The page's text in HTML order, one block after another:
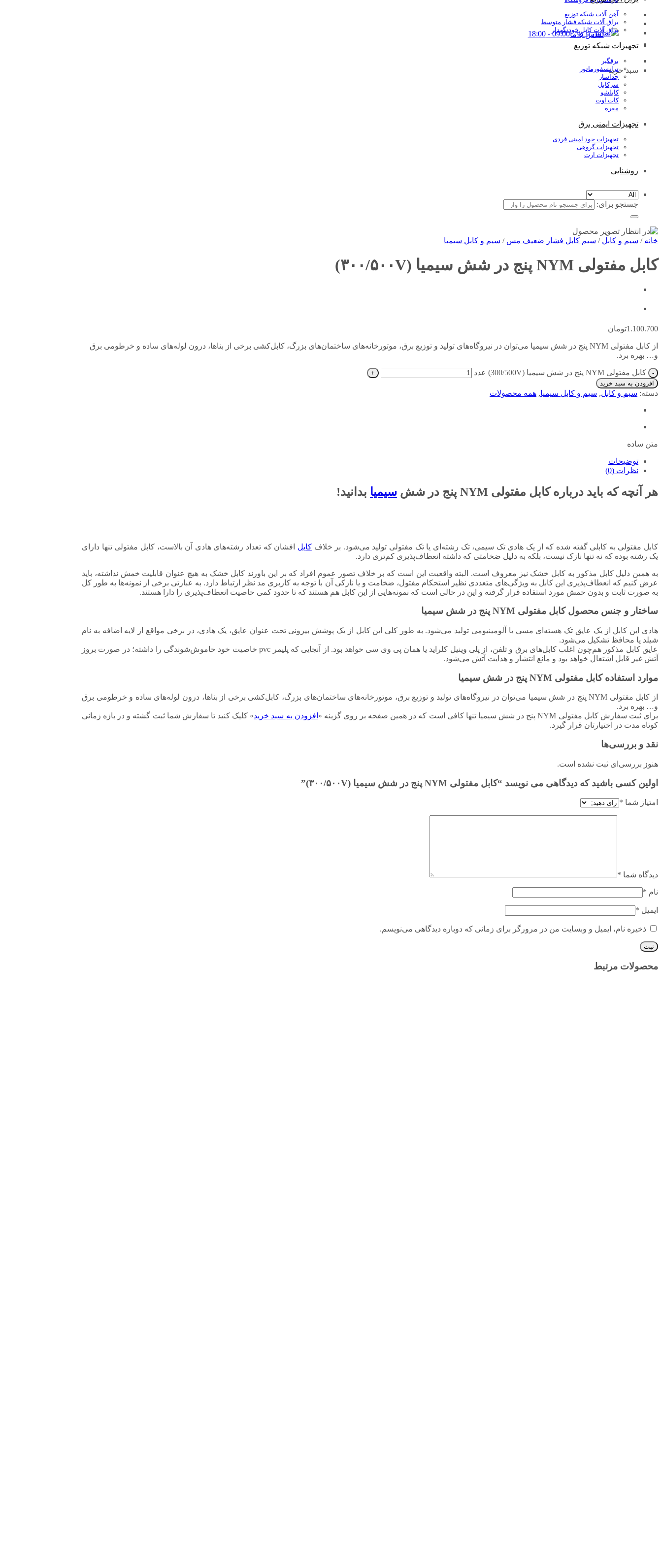
تماس با ما09:00 - 18:00
سبد خرید
آهن آلات شبکه توزیع
یراق آلات شبکه فشار متوسط
یراق آلات کابل خودنگهدار
تجهیزات شبکه توزیع
برقگیر
ترانسفورماتور
جداساز
سرکابل
کابلشو
کات اوت
مقره
تجهیزات ایمنی برق
تجهیزات خود امینی فردی
تجهیزات گروهی
تجهیزات ارت
روشنایی
جستجو برای:
خانه / سیم و کابل / سیم کابل فشار ضعیف مس / سیم و کابل سیمیا
کابل مفتولی NYM پنج در شش سیمیا (۳۰۰/۵۰۰V)
1.100.700تومان
از کابل مفتولی NYM پنج در شش سیمیا می‌توان در نیروگاه‌های تولید و توزیع برق، موتورخانه‌های ساختمان‌های بزرگ، کابل‌کشی برخی از بناها، درون لوله‌های ساده و خرطومی برق
و… بهره برد.
کابل مفتولی NYM پنج در شش سیمیا (300/500V) عدد
افزودن به سبد خرید
دسته: سیم و کابل, سیم و کابل سیمیا, همه محصولات
متن ساده
توضیحات
نظرات (0)
هر آنچه که باید درباره کابل مفتولی NYM پنج در شش سیمیا بدانید!
کابل مفتولی به کابلی گفته شده که از یک هادی تک سیمی، تک رشته‌ای یا تک مفتولی تولید می‌شود. بر خلافکابل افشان که تعداد رشته‌های هادی آن بالاست، کابل مفتولی تنها دارای
یک رشته بوده که نه تنها نازک نیست، بلکه به دلیل ضخامتی که داشته انعطاف‌پذیری کم‌تری دارد.
به همین دلیل کابل مذکور به کابل خشک نیز معروف است. البته واقعیت این است که بر خلاف تصور عموم افراد که بر این باورند کابل خشک به هیچ عنوان قابلیت خمش نداشته، باید
عرض کنیم که انعطاف‌پذیری این کابل به ویژگی‌های متعددی نظیر استحکام مفتول، ضخامت و یا نازکی آن با توجه به کاربری مد نظر ارتباط دارد. به عبارتی برخی از نمونه‌ها به طور کل
به صورت ثابت و بدون خمش مورد استفاده قرار گرفته و این در حالی است که نمونه‌هایی از این کابل هم هستند که تا حدود کمی خاصیت انعطاف‌پذیری را دارا هستند.
ساختار و جنس محصول کابل مفتولی NYM پنج در شش سیمیا
هادی این کابل از یک عایق تک هسته‌ای مسی یا آلومینیومی تولید می‌شود. به طور کلی این کابل از یک پوشش بیرونی تحت عنوان عایق، یک هادی، در برخی مواقع از لایه اضافه به نام
شیلد یا محافظ تشکیل می‌شود.
عایق کابل مذکور هم‌چون اغلب کابل‌های برق و تلفن، از پلی وینیل کلراید یا همان پی وی سی خواهد بود. از آنجایی که پلیمر pvc خاصیت خود خاموش‌شوندگی را داشته؛ در صورت بروز
آتش غیر قابل اشتعال خواهد بود و مانع انتشار و هدایت آتش می‌شود.
موارد استفاده کابل مفتولی NYM پنج در شش سیمیا
از کابل مفتولی NYM پنج در شش سیمیا می‌توان در نیروگاه‌های تولید و توزیع برق، موتورخانه‌های ساختمان‌های بزرگ، کابل‌کشی برخی از بناها، درون لوله‌های ساده و خرطومی برق
و… بهره برد.
برای ثبت سفارش کابل مفتولی NYM پنج در شش سیمیا تنها کافی است که در همین صفحه بر روی گزینه «
افزودن به سبد خرید» کلیک کنید تا سفارش شما ثبت گشته و در بازه زمانی
کوتاه مدت در اختیارتان قرار گیرد.
نقد و بررسی‌ها
هنوز بررسی‌ای ثبت نشده است.
اولین کسی باشید که دیدگاهی می نویسد “کابل مفتولی NYM پنج در شش سیمیا (۳۰۰/۵۰۰V)”
امتیاز شما *
دیدگاه شما *
نام *
ایمیل *
ذخیره نام، ایمیل و وبسایت من در مرورگر برای زمانی که دوباره دیدگاهی می‌نویسم.
محصولات مرتبط